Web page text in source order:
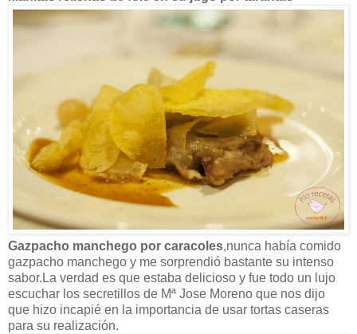
Gazpacho manchego por caracoles,nunca había comido
gazpacho manchego y me sorprendió bastante su intenso
sabor.La verdad es que estaba delicioso y fue todo un lujo
escuchar los secretillos de Mª Jose Moreno que nos dijo
que hizo incapié en la importancia de usar tortas caseras
para su realización.